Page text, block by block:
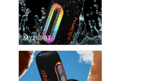
MY269BT